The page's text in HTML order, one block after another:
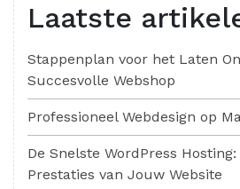
Laatste
Stappenplan voor het Laten
Succesvolle Webshop
Professioneel Webdesign op
De Snelste WordPress
Prestaties van Jouw Website